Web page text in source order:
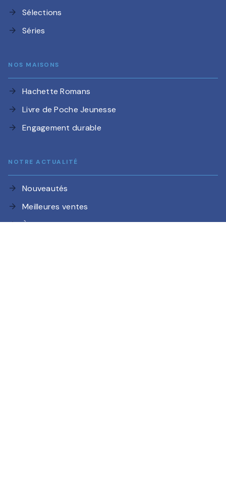
arrow_forward Sélections
arrow_forward Séries
NOS MAISONS
arrow_forward Hachette Romans
arrow_forward Livre de Poche Jeunesse
arrow_forward Engagement durable
NOTRE ACTUALITÉ
arrow_forward Nouveautés
arrow_forward Meilleures ventes
arrow_forward À paraître